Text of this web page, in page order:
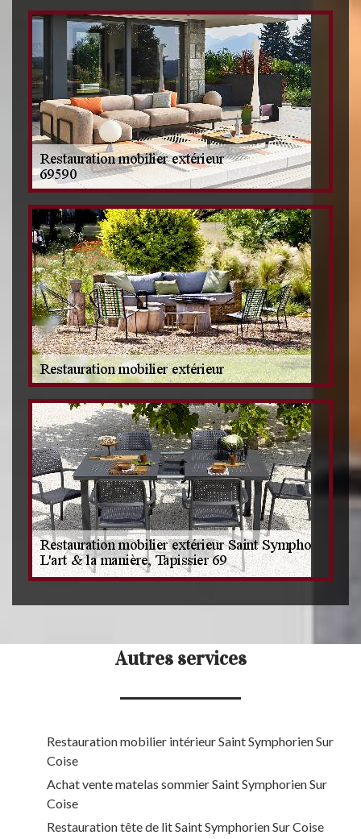
Autres services
Restauration mobilier intérieur Saint Symphorien Sur
Coise
Achat vente matelas sommier Saint Symphorien Sur
Coise
Restauration tête de lit Saint Symphorien Sur Coise